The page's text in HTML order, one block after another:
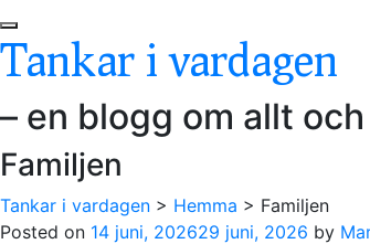
Tankar i vardagen
– en blogg om allt
Familjen
Tankar i vardagen > Hemma > Familjen
Posted on 14 juni, 202629 juni, 2026 by